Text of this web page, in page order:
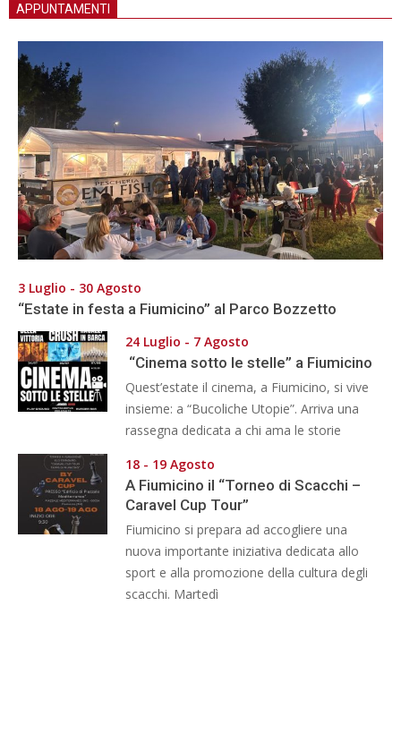
APPUNTAMENTI
3 Luglio - 30 Agosto
“Estate in festa a Fiumicino” al Parco Bozzetto
24 Luglio - 7 Agosto
“Cinema sotto le stelle” a Fiumicino
Quest’estate il cinema, a Fiumicino, si vive
insieme: a “Bucoliche Utopie”. Arriva una
rassegna dedicata a chi ama le storie
18 - 19 Agosto
A Fiumicino il “Torneo di Scacchi –
Caravel Cup Tour”
Fiumicino si prepara ad accogliere una
nuova importante iniziativa dedicata allo
sport e alla promozione della cultura degli
scacchi. Martedì